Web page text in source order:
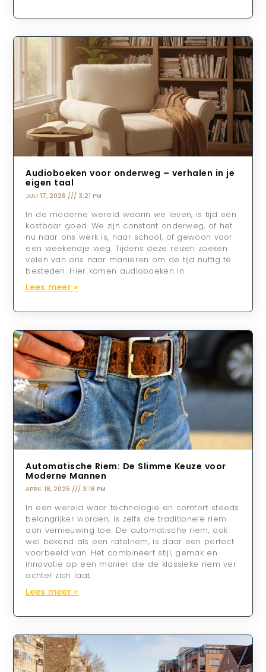
Audioboeken voor onderweg – verhalen in je
eigen taal
JULI 17, 2026 3:21 PM
In de moderne wereld waarin we leven, is tijd een
kostbaar goed. We zijn constant onderweg, of het
nu naar ons werk is, naar school, of gewoon voor
een weekendje weg. Tijdens deze reizen zoeken
velen van ons naar manieren om de tijd nuttig te
besteden. Hier komen audioboeken in
Lees meer »
Automatische Riem: De Slimme Keuze voor
Moderne Mannen
APRIL 18, 2025 3:18 PM
In een wereld waar technologie en comfort steeds
belangrijker worden, is zelfs de traditionele riem
aan vernieuwing toe. De automatische riem, ook
wel bekend als een ratelriem, is daar een perfect
voorbeeld van. Het combineert stijl, gemak en
innovatie op een manier die de klassieke riem ver
achter zich laat.
Lees meer »